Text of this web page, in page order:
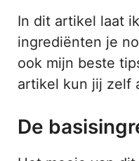
In dit artikel laat
ingrediënten je
ook mijn beste
artikel kun jij zelf
De